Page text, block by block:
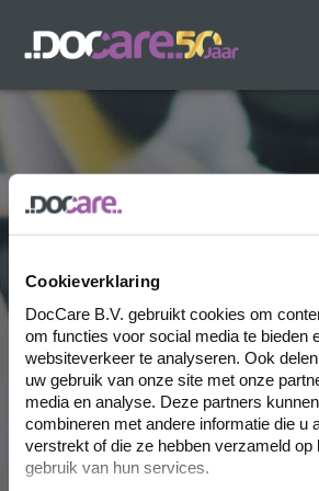
Cookieverklaring
DocCare B.V. gebruikt cookies om
om functies voor social media te bieden
websiteverkeer te analyseren. Ook
uw gebruik van onze site met onze
media en analyse. Deze partners
combineren met andere informatie die u
verstrekt of die ze hebben verzameld op
gebruik van hun services.
kennispartner
op
het
gebied
van
Bezoek de website